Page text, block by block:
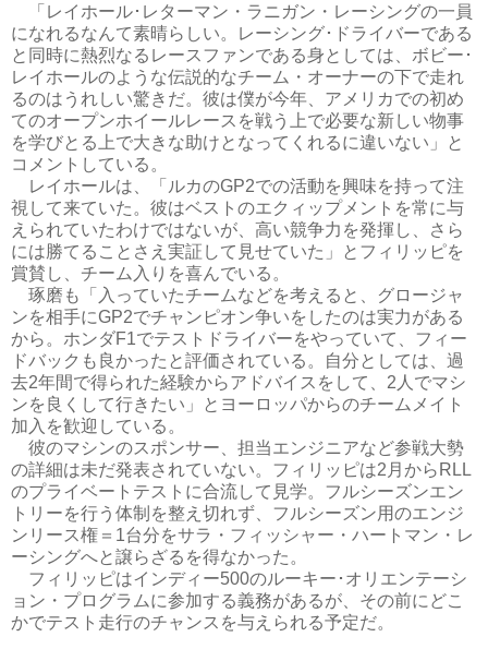
「レイホール･レターマン・ラニガン・レーシングの一員
になれるなんて素晴らしい。レーシング･ドライバーである
と同時に熱烈なるレースファンである身としては、ボビー･
レイホールのような伝説的なチーム・オーナーの下で走れ
るのはうれしい驚きだ。彼は僕が今年、アメリカでの初め
てのオープンホイールレースを戦う上で必要な新しい物事
を学びとる上で大きな助けとなってくれるに違いない」と
コメントしている。
レイホールは、「ルカのGP2での活動を興味を持って注
視して来ていた。彼はベストのエクィップメントを常に与
えられていたわけではないが、高い競争力を発揮し、さら
には勝てることさえ実証して見せていた」とフィリッピを
賞賛し、チーム入りを喜んでいる。
琢磨も「入っていたチームなどを考えると、グロージャ
ンを相手にGP2でチャンピオン争いをしたのは実力がある
から。ホンダF1でテストドライバーをやっていて、フィー
ドバックも良かったと評価されている。自分としては、過
去2年間で得られた経験からアドバイスをして、2人でマシ
ンを良くして行きたい」とヨーロッパからのチームメイト
加入を歓迎している。
彼のマシンのスポンサー、担当エンジニアなど参戦大勢
の詳細は未だ発表されていない。フィリッピは2月からRLL
のプライベートテストに合流して見学。フルシーズンエン
トリーを行う体制を整え切れず、フルシーズン用のエンジ
ンリース権＝1台分をサラ・フィッシャー・ハートマン・レ
ーシングへと譲らざるを得なかった。
フィリッピはインディー500のルーキー･オリエンテーシ
ョン・プログラムに参加する義務があるが、その前にどこ
かでテスト走行のチャンスを与えられる予定だ。